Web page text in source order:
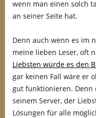
wenn man einen solch
an seiner Seite hat.
Denn auch wenn es im
meine lieben Leser, oft
Liebsten würde es den
gar keinen Fall wäre er
gut funktionieren.
seinem Server, der
Lösungen für alle